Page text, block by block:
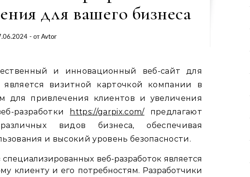
для вашего бизнеса
- отAvtor
и инновационный веб-сайт для
визитной карточкой компании в
для привлечения клиентов и увеличения
разработки
https://garpix.com/предлагают
видов бизнеса, обеспечивая
и высокий уровень безопасности.
веб-разработок является
клиенту и его потребностям. Разработчики